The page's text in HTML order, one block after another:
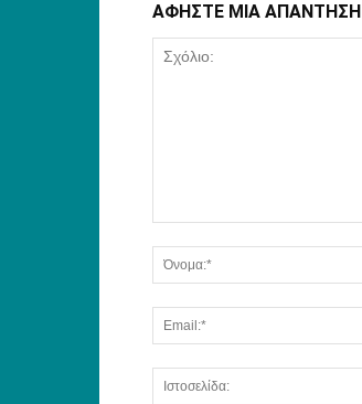
ΑΦΗΣΤΕ ΜΙΑ ΑΠΑΝΤΗΣΗ